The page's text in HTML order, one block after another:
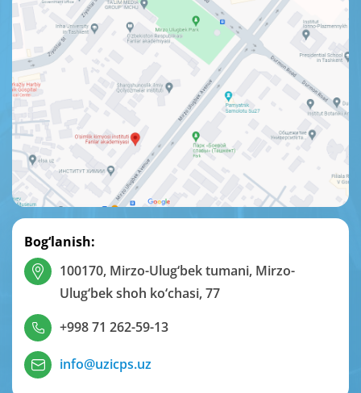
Bog‘lanish:
100170, Mirzo-Ulug‘bek tumani, Mirzo-
Ulug‘bek shoh ko‘chasi, 77
+998 71 262-59-13
info@uzicps.uz